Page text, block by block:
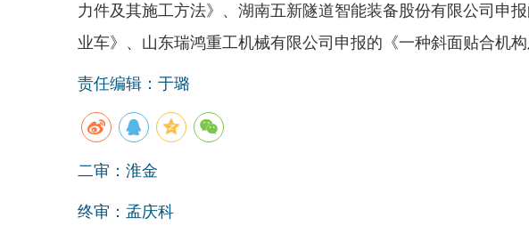
力件及其施工方法》、湖南五新隧道智能装备股份有限公司申
业车》、山东瑞鸿重工机械有限公司申报的《一种斜面贴合机构
责任编辑：于璐
二审：淮金
终审：孟庆科